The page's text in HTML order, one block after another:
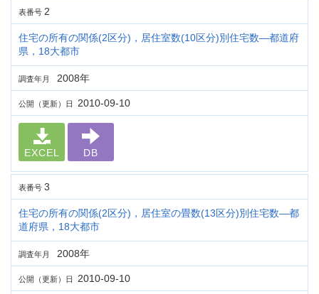
表番号 2
住宅の所有の関係(2区分)，居住室数(10区分)別住宅数―都道府
県，18大都市
調査年月 2008年
公開（更新）日 2010-09-10
EXCEL DB
表番号 3
住宅の所有の関係(2区分)，居住室の畳数(13区分)別住宅数―都
道府県，18大都市
調査年月 2008年
公開（更新）日 2010-09-10